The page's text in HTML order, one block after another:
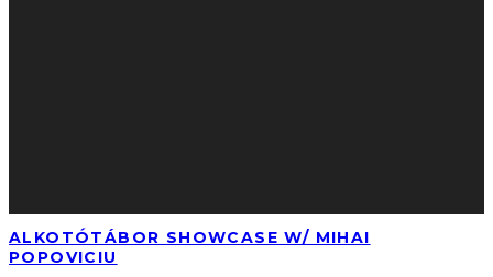
ALKOTÓTÁBOR SHOWCASE W/ MIHAI
POPOVICIU